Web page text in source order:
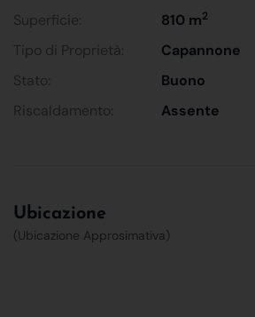
Superficie:
810 m2
Tipo di Proprietà:
Capannone
Stato:
Buono
Riscaldamento:
Assente
Ubicazione
(Ubicazione Approsimativa)